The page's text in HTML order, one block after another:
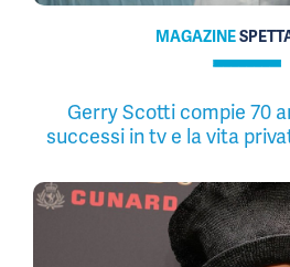
MAGAZINE
Gerry Scotti compie 70
successi in tv e la vita